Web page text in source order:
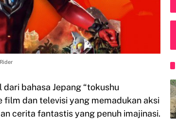
dari bahasa Jepang “tokushu
film dan televisi yang memadukan aksi
cerita fantastis yang penuh imajinasi.